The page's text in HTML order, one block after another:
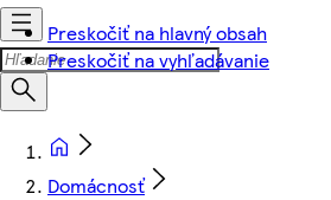
Preskočiť na hlavný obsah
Preskočiť na vyhľadávanie
Domácnosť